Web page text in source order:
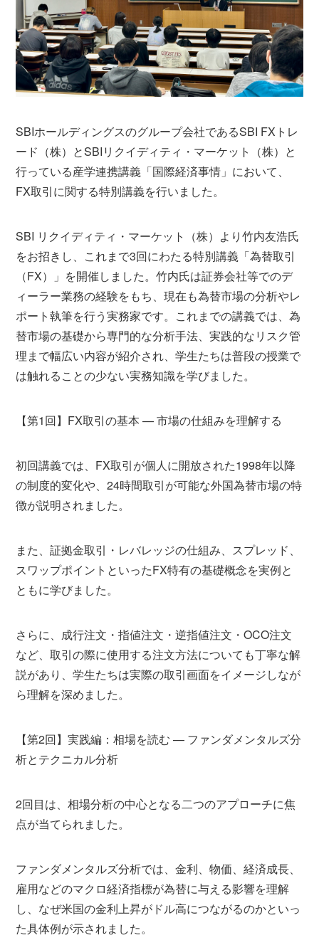
SBIホールディングスのグループ会社であるSBI FXトレ
ード（株）とSBIリクイディティ・マーケット（株）と
行っている産学連携講義「国際経済事情」において、
FX取引に関する特別講義を行いました。
SBI リクイディティ・マーケット（株）より竹内友浩氏
をお招きし、これまで3回にわたる特別講義「為替取引
（FX）」を開催しました。竹内氏は証券会社等でのデ
ィーラー業務の経験をもち、現在も為替市場の分析やレ
ポート執筆を行う実務家です。これまでの講義では、為
替市場の基礎から専門的な分析手法、実践的なリスク管
理まで幅広い内容が紹介され、学生たちは普段の授業で
は触れることの少ない実務知識を学びました。
【第1回】FX取引の基本 — 市場の仕組みを理解する
初回講義では、FX取引が個人に開放された1998年以降
の制度的変化や、24時間取引が可能な外国為替市場の特
徴が説明されました。
また、証拠金取引・レバレッジの仕組み、スプレッド、
スワップポイントといったFX特有の基礎概念を実例と
ともに学びました。
さらに、成行注文・指値注文・逆指値注文・OCO注文
など、取引の際に使用する注文方法についても丁寧な解
説があり、学生たちは実際の取引画面をイメージしなが
ら理解を深めました。
【第2回】実践編：相場を読む — ファンダメンタルズ分
析とテクニカル分析
2回目は、相場分析の中心となる二つのアプローチに焦
点が当てられました。
ファンダメンタルズ分析では、金利、物価、経済成長、
雇用などのマクロ経済指標が為替に与える影響を理解
し、なぜ米国の金利上昇がドル高につながるのかといっ
た具体例が示されました。